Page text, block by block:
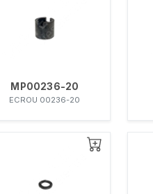
MP00236-20
ECROU 00236-20